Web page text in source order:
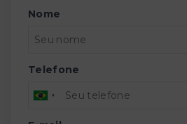
Nome
Telefone